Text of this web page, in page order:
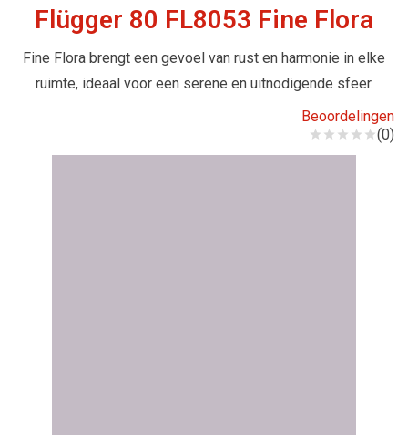
Flügger 80 FL8053 Fine Flora
Fine Flora brengt een gevoel van rust en harmonie in elke
ruimte, ideaal voor een serene en uitnodigende sfeer.
Beoordelingen
(0)